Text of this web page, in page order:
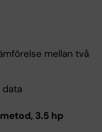
mellan två
data
3.5 hp